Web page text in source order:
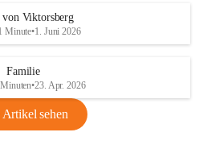
Viktorsberg
Minute•1. Juni 2026
Familie
•23. Apr. 2026
sehen